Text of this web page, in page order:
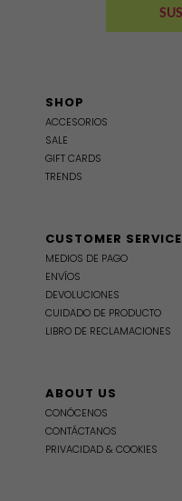
SHOP
ACCESORIOS
SALE
GIFT CARDS
TRENDS
CUSTOMER SERVICE
MEDIOS DE PAGO
ENVÍOS
DEVOLUCIONES
CUIDADO DE PRODUCTO
LIBRO DE RECLAMACIONES
ABOUT US
CONÓCENOS
CONTÁCTANOS
PRIVACIDAD & COOKIES